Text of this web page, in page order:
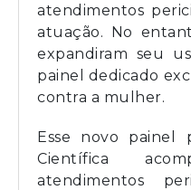
atendimentos
atuação. No
expandiram seu
painel dedicado
contra a mulher.
Esse novo painel
Científica
atendimentos